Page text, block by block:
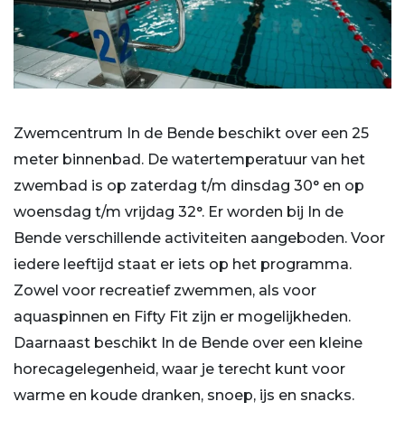
Zwemcentrum In de Bende beschikt over een 25
meter binnenbad. De watertemperatuur van het
zwembad is op zaterdag t/m dinsdag 30° en op
woensdag t/m vrijdag 32°. Er worden bij In de
Bende verschillende activiteiten aangeboden. Voor
iedere leeftijd staat er iets op het programma.
Zowel voor recreatief zwemmen, als voor
aquaspinnen en Fifty Fit zijn er mogelijkheden.
Daarnaast beschikt In de Bende over een kleine
horecagelegenheid, waar je terecht kunt voor
warme en koude dranken, snoep, ijs en snacks.